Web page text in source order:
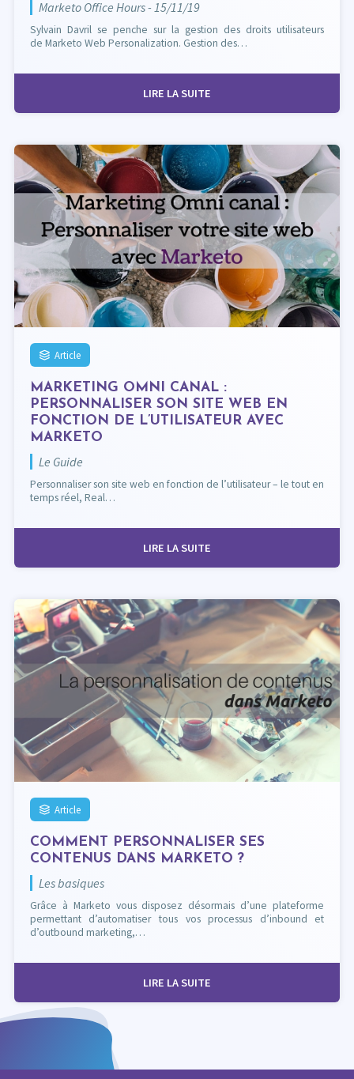
Marketo Office Hours - 15/11/19
Sylvain Davril se penche sur la gestion des droits utilisateurs
de Marketo Web Personalization. Gestion des…
LIRE LA SUITE
Article
MARKETING OMNI CANAL :
PERSONNALISER SON SITE WEB EN
FONCTION DE L’UTILISATEUR AVEC
MARKETO
Le Guide
Personnaliser son site web en fonction de l’utilisateur – le tout en
temps réel, Real…
LIRE LA SUITE
Article
COMMENT PERSONNALISER SES
CONTENUS DANS MARKETO ?
Les basiques
Grâce à Marketo vous disposez désormais d’une plateforme
permettant d’automatiser tous vos processus d’inbound et
d’outbound marketing,…
LIRE LA SUITE